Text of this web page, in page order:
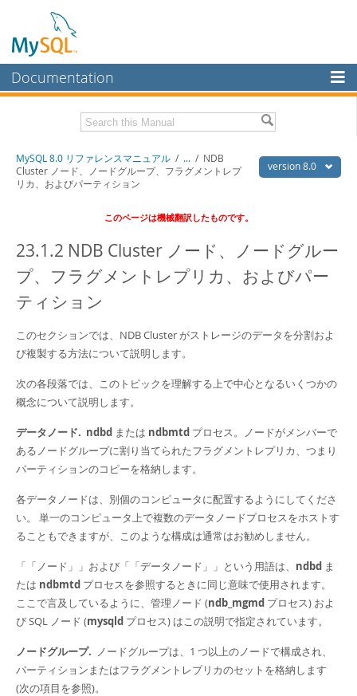
Documentation
MySQL Enterprise
Workbench
InnoDB Cluster
MySQL NDB Cluster
Connectors
More
MySQL.com
Downloads
Developer Zone
Download this Manual
PDF (US Ltr)- 36.1Mb
version 8.0
MySQL 8.0 リファレンスマニュアル / ... / NDB
Cluster ノード、ノードグループ、フラグメントレプ
リカ、およびパーティション
このページは機械翻訳したものです。
23.1.2 NDB Cluster ノード、ノードグルー
プ、フラグメントレプリカ、およびパー
ティション
このセクションでは、NDB Cluster がストレージのデータを分割およ
び複製する方法について説明します。
次の各段落では、このトピックを理解する上で中心となるいくつかの
概念について説明します。
データノード. ndbd または ndbmtd プロセス。ノードがメンバーで
あるノードグループに割り当てられたフラグメントレプリカ、つまり
パーティションのコピーを格納します。
各データノードは、別個のコンピュータに配置するようにしてくださ
い。 単一のコンピュータ上で複数のデータノードプロセスをホストす
ることもできますが、このような構成は通常はお勧めしません。
「 「ノード」 」 および 「 「データノード」 」 という用語は、 ndbd ま
たは ndbmtd プロセスを参照するときに同じ意味で使用されます。
ここで言及しているように、管理ノード (ndb_mgmd プロセス) およ
び SQL ノード (mysqld プロセス) はこの説明で指定されています。
ノードグループ. ノードグループは、1 つ以上のノードで構成され、
パーティションまたはフラグメントレプリカのセットを格納します
(次の項目を参照)。